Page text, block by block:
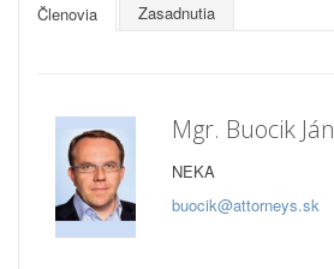
Členovia Zasadnutia
Mgr. Buocik Ján
NEKA
buocik@attorneys.sk